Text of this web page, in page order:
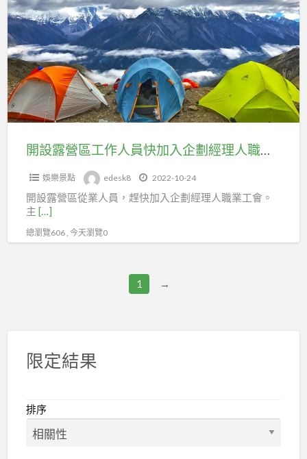
媽
露
營
區,
關
頭
營
露
營
區
工
作
人
員
開設露營區工作人員快加入企劃經理人職業工會投保
娛樂景點 edesk8 2022-10-24
開設露營區從業人員，趕快加入企劃經理人職業工會。
主 […]
總瀏覽606 , 今天瀏覽0
1 →
限定結果
排序